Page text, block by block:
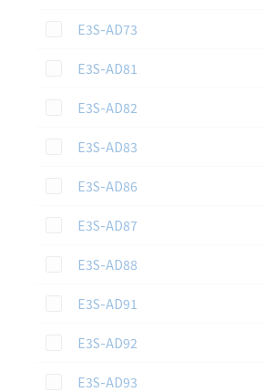
この資料を選択
E3S-AD73
この資料を選択
E3S-AD81
この資料を選択
E3S-AD82
この資料を選択
E3S-AD83
この資料を選択
E3S-AD86
この資料を選択
E3S-AD87
この資料を選択
E3S-AD88
この資料を選択
E3S-AD91
この資料を選択
E3S-AD92
この資料を選択
E3S-AD93